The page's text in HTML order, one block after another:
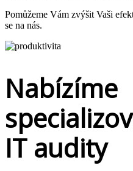
Pomůžeme Vám zvýšit Vaši
se na nás.
Nabízíme
IT audity